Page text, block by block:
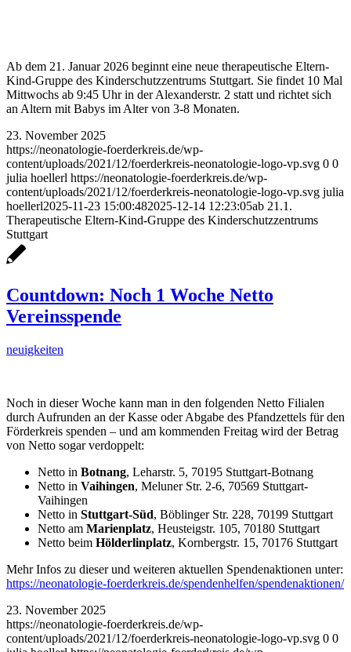
Ab dem 21. Januar 2026 beginnt eine neue therapeutische Eltern-
Kind-Gruppe des Kinderschutzzentrums Stuttgart. Sie findet 10 Mal
Mittwochs ab 9:45 Uhr in der Alexanderstr. 2 statt und richtet sich
an Altern mit Babys im Alter von 3-8 Monaten.
23. November 2025
https://neonatologie-foerderkreis.de/wp-
content/uploads/2021/12/foerderkreis-neonatologie-logo-vp.svg 0 0
julia hoellerl https://neonatologie-foerderkreis.de/wp-
content/uploads/2021/12/foerderkreis-neonatologie-logo-vp.svg julia
hoellerl2025-11-23 15:00:482025-12-14 12:23:05ab 21.1.
Therapeutische Eltern-Kind-Gruppe des Kinderschutzzentrums
Stuttgart
Countdown: Noch 1 Woche Netto
Vereinsspende
neuigkeiten
Noch in dieser Woche kann man in den folgenden Netto Filialen
durch Aufrunden an der Kasse oder Abgabe des Pfandzettels für den
Förderkreis spenden – und am kommenden Freitag wird der Betrag
von Netto sogar verdoppelt:
Netto in Botnang, Leharstr. 5, 70195 Stuttgart-Botnang
Netto in Vaihingen, Meluner Str. 2-6, 70569 Stuttgart-
Vaihingen
Netto in Stuttgart-Süd, Böblinger Str. 228, 70199 Stuttgart
Netto am Marienplatz, Heusteigstr. 105, 70180 Stuttgart
Netto beim Hölderlinplatz, Kornbergstr. 15, 70176 Stuttgart
Mehr Infos zu dieser und weiteren aktuellen Spendenaktionen unter:
https://neonatologie-foerderkreis.de/spendenhelfen/spendenaktionen/
23. November 2025
https://neonatologie-foerderkreis.de/wp-
content/uploads/2021/12/foerderkreis-neonatologie-logo-vp.svg 0 0